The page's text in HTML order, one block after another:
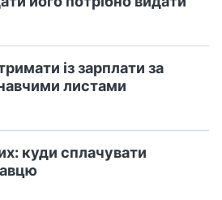
із зарплати за
листами
куди сплачувати